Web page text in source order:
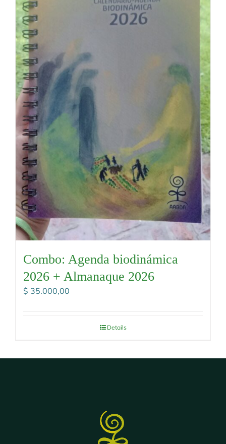
Combo: Agenda biodinámica
2026 + Almanaque 2026
$ 35.000,00
Details